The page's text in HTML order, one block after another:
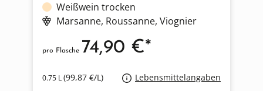
Weißwein trocken
Marsanne, Roussanne, Viognier
0.75 L(99,87 €/L) Lebensmittelangaben
pro Flasche 74,90 €*